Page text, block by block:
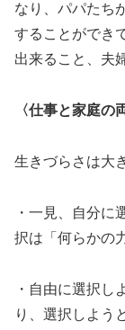
なり、パパたち
することができ
出来ること、夫
〈仕事と家庭の
生きづらさは大
・一見、自分に
択は「何らかの
・自由に選択し
り、選択しよう